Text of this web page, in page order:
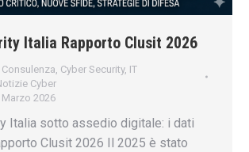
Italia Rapporto Clusit 2026
Consulenza, Cyber Security, IT
Cyber
Marzo 2026
Italia sotto assedio digitale: i dati
Clusit 2026 Il 2025 è stato